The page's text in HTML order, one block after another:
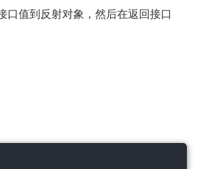
口值到反射对象，然后在返回接口